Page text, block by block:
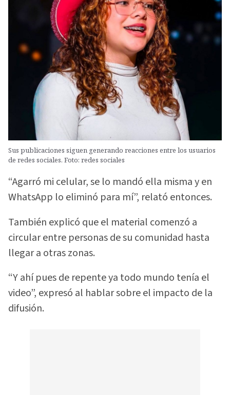
Sus publicaciones siguen generando reacciones entre los usuarios
de redes sociales. Foto: redes sociales
“Agarró mi celular, se lo mandó ella misma y en
WhatsApp lo eliminó para mí”, relató entonces.
También explicó que el material comenzó a
circular entre personas de su comunidad hasta
llegar a otras zonas.
“Y ahí pues de repente ya todo mundo tenía el
video”, expresó al hablar sobre el impacto de la
difusión.